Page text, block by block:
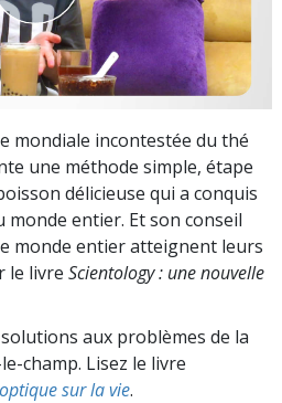
mondiale incontestée du thé
une méthode simple, étape
délicieuse qui a conquis
monde entier. Et son conseil
monde entier atteignent leurs
le livre Scientology : une nouvelle
aux problèmes de la
champ. Lisez le livre
sur la vie.